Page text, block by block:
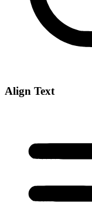
Align Text